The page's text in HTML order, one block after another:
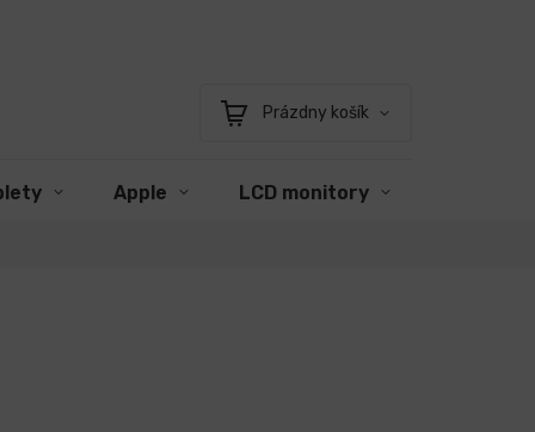
Nákupný
Prázdny košík
Apple LCD monitory